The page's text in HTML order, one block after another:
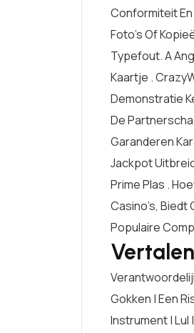
Conformiteit
Foto’s Of
Typefout. A
Kaartje .
Demonstratie
De
Garanderen
Jackpot
Prime Plas .
Casino’s,
Populaire
Gokken | Een
Instrument | Lul